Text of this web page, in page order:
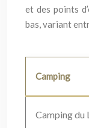
et des points
bas, variant
Camping
Camping du